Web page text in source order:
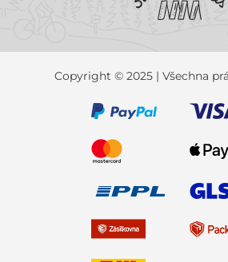
Copyright © 2025 | Všechna